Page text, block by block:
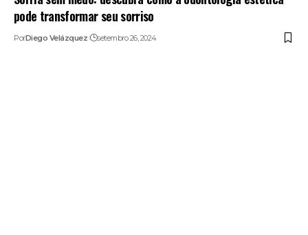
pode transformar seu sorriso
PorDiego Velázquez setembro 26, 2024